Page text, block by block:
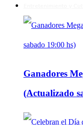
Ganadores
(Actualizado